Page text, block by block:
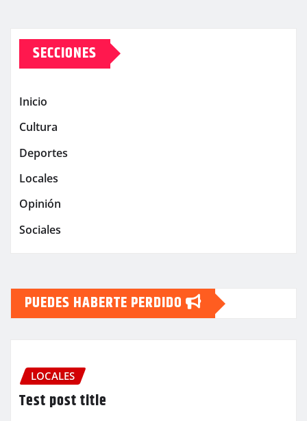
SECCIONES
Inicio
Cultura
Deportes
Locales
Opinión
Sociales
PUEDES HABERTE PERDIDO
LOCALES
Test post title